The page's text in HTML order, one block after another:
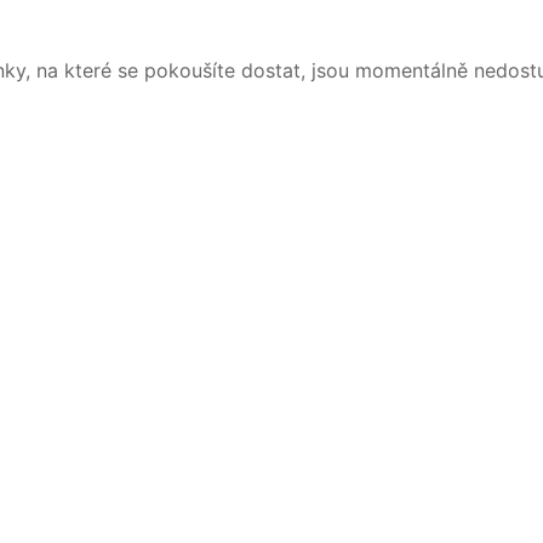
na které se pokoušíte dostat, jsou momentálně